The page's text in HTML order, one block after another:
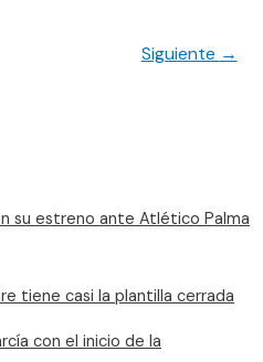
Siguiente →
su estreno ante Atlético Palma
tiene casi la plantilla cerrada
con el inicio de la